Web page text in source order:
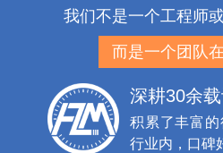
我们不是一个工程师
而是一个团队
深耕30余
积累了丰富的
行业内，口碑